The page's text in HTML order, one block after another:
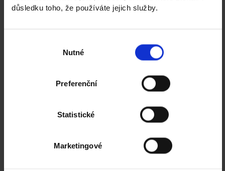
důsledku toho, že používáte jejich služby.
Nutné
Preferenční
Statistické
Marketingové
A nebo pište na:
pasky@pasky.cz
Počet barev potisku:
Negativ- větší pokrytí barvou
Tiskové štočky zdarma (při obvodu 188,4 mm).
(Pro delší motiv nás prosím kontaktujte.)